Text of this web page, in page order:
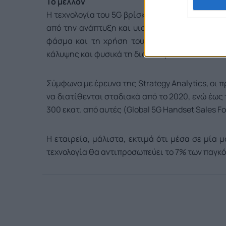
Η τεχνολογία του 5G βρίσκεται σε πρώιμο
από την ανάπτυξη και υιοθέτησή της, καθώς
φάσμα και τη χρήση του, με ρυθμιστικές
κάλυψης και φυσικά τη διαθεσιμότητα
Σύμφωνα με έρευνα της Strategy Analytics, οι
να διατίθενται σταδιακά από το 2020, ενώ
300 εκατ. από αυτές (Global 5G Handset Sales
Η εταιρεία, μάλιστα, εκτιμά ότι μέσα σε μία
τεχνολογία θα αντιπροσωπεύει το 7% των